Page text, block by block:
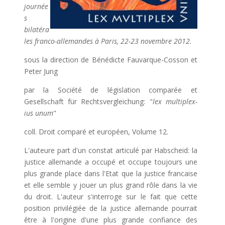
journée
s
bilatéra
les franco-allemandes à Paris, 22-23 novembre 2012.
sous la direction de Bénédicte Fauvarque-Cosson et
Peter Jung
par la Société de législation comparée et
Gesellschaft für Rechtsvergleichung: "lex multiplex-
ius unum"
coll. Droit comparé et européen, Volume 12.
L'auteure part d'un constat articulé par Habscheid: la
justice allemande a occupé et occupe toujours une
plus grande place dans l'Etat que la justice francaise
et elle semble y jouer un plus grand rôle dans la vie
du droit. L'auteur s'interroge sur le fait que cette
position privilégiée de la justice allemande pourrait
être à l'origine d'une plus grande confiance des